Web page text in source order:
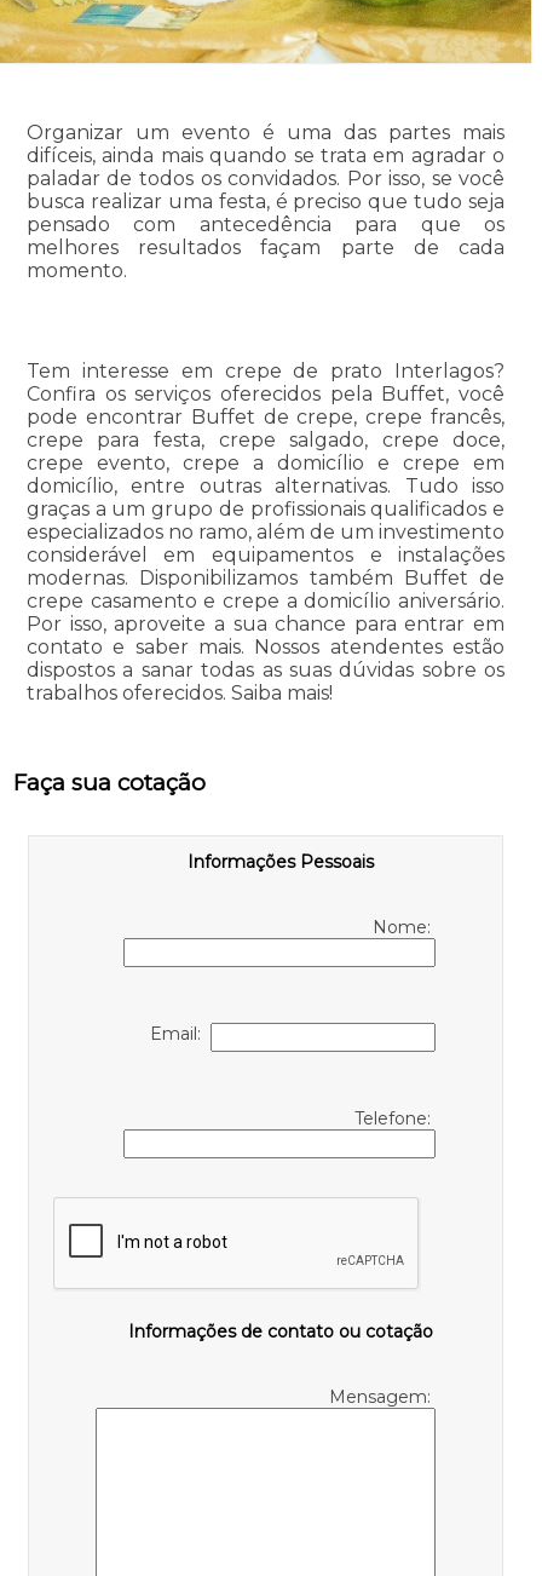
Organizar um evento é uma das partes mais
difíceis, ainda mais quando se trata em agradar o
paladar de todos os convidados. Por isso, se você
busca realizar uma festa, é preciso que tudo seja
pensado com antecedência para que os
melhores resultados façam parte de cada
momento.
Tem interesse em crepe de prato Interlagos?
Confira os serviços oferecidos pela Buffet, você
pode encontrar Buffet de crepe, crepe francês,
crepe para festa, crepe salgado, crepe doce,
crepe evento, crepe a domicílio e crepe em
domicílio, entre outras alternativas. Tudo isso
graças a um grupo de profissionais qualificados e
especializados no ramo, além de um investimento
considerável em equipamentos e instalações
modernas. Disponibilizamos também Buffet de
crepe casamento e crepe a domicílio aniversário.
Por isso, aproveite a sua chance para entrar em
contato e saber mais. Nossos atendentes estão
dispostos a sanar todas as suas dúvidas sobre os
trabalhos oferecidos. Saiba mais!
Faça sua cotação
Informações Pessoais
Nome:
Email:
Telefone:
Informações de contato ou cotação
Mensagem: